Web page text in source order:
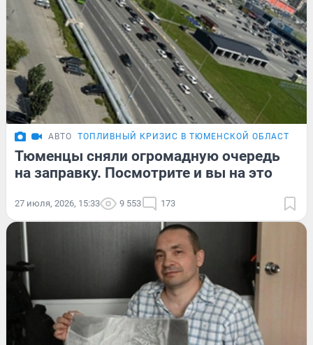
АВТО ТОПЛИВНЫЙ КРИЗИС В ТЮМЕНСКОЙ ОБЛАСТИ
Тюменцы сняли огромадную очередь
на заправку. Посмотрите и вы на это
27 июля, 2026, 15:33 9 553 173